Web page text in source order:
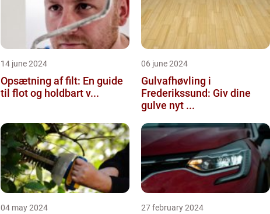
14 june 2024
Opsætning af filt: En guide
til flot og holdbart v...
06 june 2024
Gulvafhøvling i
Frederikssund: Giv dine
gulve nyt ...
04 may 2024 27 february 2024